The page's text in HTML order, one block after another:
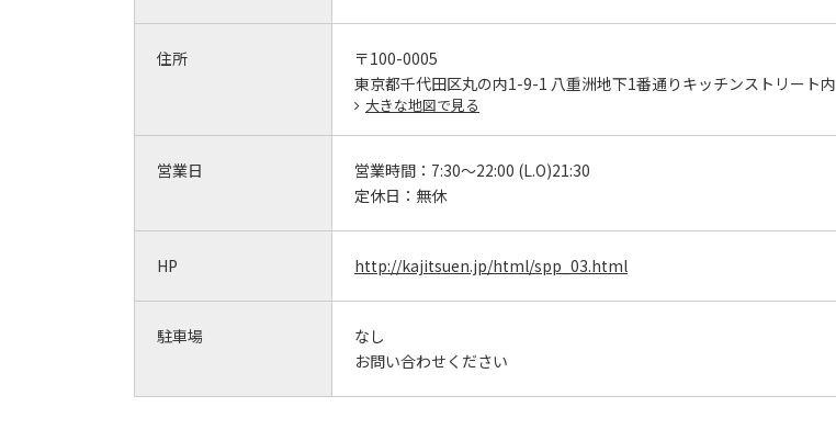
住所
〒100-0005
東京都千代田区丸の内1-9-1 八重洲地下1番通りキッチンストリート内
大きな地図で見る
営業日 営業時間： 7:30～22:00 (L.O)21:30
定休日： 無休
HP http://kajitsuen.jp/html/spp_03.html
駐車場
なし
お問い合わせください